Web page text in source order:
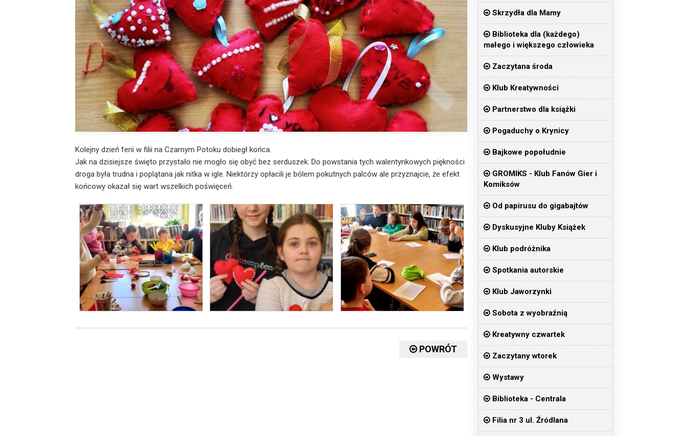
Kolejny dzień ferii w filii na Czarnym Potoku dobiegł końca.
Jak na dzisiejsze święto przystało nie mogło się obyć bez serduszek. Do powstania tych walentynkowych piękności
droga była trudna i poplątana jak nitka w igle. Niektórzy opłacili je bólem pokutnych palców ale przyznajcie, że efekt
końcowy okazał się wart wszelkich poświęceń.
POWRÓT
Skrzydła dla Mamy
Biblioteka dla (każdego)
małego i większego człowieka
Zaczytana środa
Klub Kreatywności
Partnerstwo dla książki
Pogaduchy o Krynicy
Bajkowe popołudnie
GROMIKS - Klub Fanów Gier i
Komiksów
Od papirusu do gigabajtów
Dyskusyjne Kluby Książek
Klub podróżnika
Spotkania autorskie
Klub Jaworzynki
Sobota z wyobraźnią
Kreatywny czwartek
Zaczytany wtorek
Wystawy
Biblioteka - Centrala
Filia nr 3 ul. Źródlana